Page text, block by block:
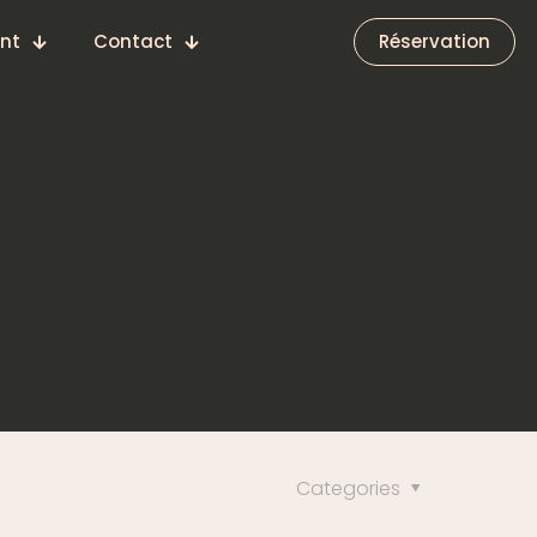
Contact Réservation
Categories